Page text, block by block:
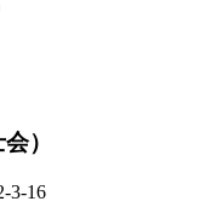
）
3-16